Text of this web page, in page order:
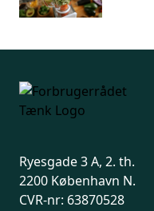
Ryesgade 3 A, 2. th.
2200 København N.
CVR-nr: 63870528